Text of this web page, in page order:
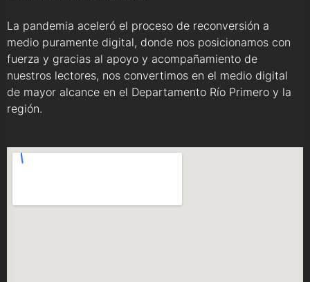
La pandemia aceleró el proceso de reconversión a
medio puramente digital, donde nos posicionamos con
fuerza y gracias al apoyo y acompañamiento de
nuestros lectores, nos convertimos en el medio digital
de mayor alcance en el Departamento Río Primero y la
región.